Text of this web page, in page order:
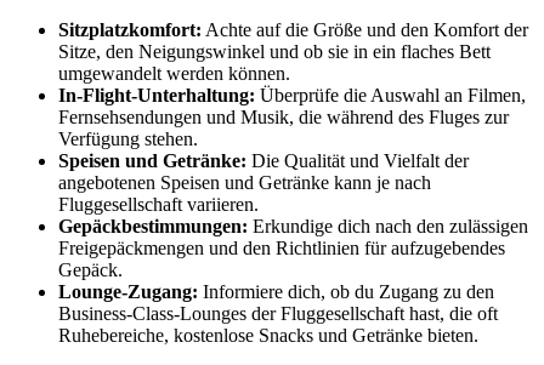
Sitzplatzkomfort: Achte auf die Größe und den Komfort der
Sitze, den Neigungswinkel und ob sie in ein flaches Bett
umgewandelt werden können.
In-Flight-Unterhaltung: Überprüfe die Auswahl an Filmen,
Fernsehsendungen und Musik, die während des Fluges zur
Verfügung stehen.
Speisen und Getränke: Die Qualität und Vielfalt der
angebotenen Speisen und Getränke kann je nach
Fluggesellschaft variieren.
Gepäckbestimmungen: Erkundige dich nach den zulässigen
Freigepäckmengen und den Richtlinien für aufzugebendes
Gepäck.
Lounge-Zugang: Informiere dich, ob du Zugang zu den
Business-Class-Lounges der Fluggesellschaft hast, die oft
Ruhebereiche, kostenlose Snacks und Getränke bieten.